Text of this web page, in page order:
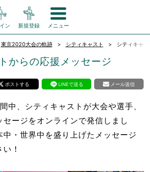
ン 新規登録 メニュー
東京2020大会の軌跡 シティキャスト シティキャ
からの応援メッセージ
ポストする LINEで送る メール送信
中、シティキャストが大会や選手、
ージをオンラインで発信しまし
中・世界中を盛り上げたメッセージ
！